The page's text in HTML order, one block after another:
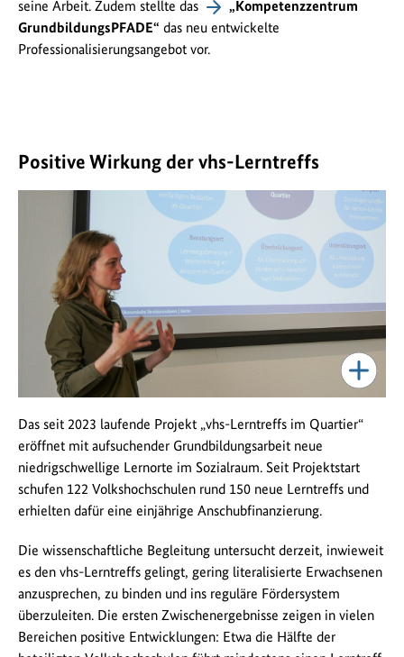
seine Arbeit. Zudem stellte das
„Kompetenzzentrum
GrundbildungsPFADE“ das neu entwickelte
Professionalisierungsangebot vor.
Positive Wirkung der vhs-Lerntreffs
Das seit 2023 laufende Projekt „vhs-Lerntreffs im Quartier“
eröffnet mit aufsuchender Grundbildungsarbeit neue
niedrigschwellige Lernorte im Sozialraum. Seit Projektstart
schufen 122 Volkshochschulen rund 150 neue Lerntreffs und
erhielten dafür eine einjährige Anschubfinanzierung.
Die wissenschaftliche Begleitung untersucht derzeit, inwieweit
es den vhs-Lerntreffs gelingt, gering literalisierte Erwachsenen
anzusprechen, zu binden und ins reguläre Fördersystem
überzuleiten. Die ersten Zwischenergebnisse zeigen in vielen
Bereichen positive Entwicklungen: Etwa die Hälfte der